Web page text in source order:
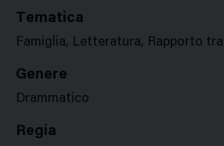
Tematica
Famiglia, Letteratura, Rapporto
Genere
Drammatico
Regia